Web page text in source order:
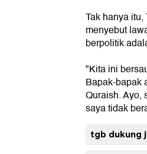
Tak hanya
menyebut
berpolitik
"Kita ini
Bapak-bapak
Quraish. Ayo,
saya tidak
tgb dukung